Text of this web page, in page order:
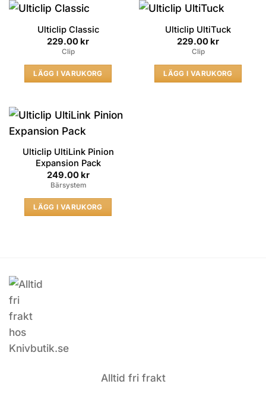
Ulticlip Classic
229.00 kr
Clip
LÄGG I VARUKORG
Ulticlip UltiTuck
229.00 kr
Clip
LÄGG I VARUKORG
Ulticlip UltiLink Pinion
Expansion Pack
249.00 kr
Bärsystem
LÄGG I VARUKORG
Alltid fri frakt